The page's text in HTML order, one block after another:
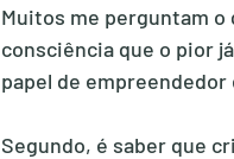
Muitos me perguntam
consciência que o pior
papel de
Segundo, é saber que